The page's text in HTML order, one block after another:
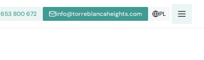
800 672 info@torreblancaheights.com PL